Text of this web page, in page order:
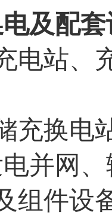
及配
电站、
充换电
并网
组件设